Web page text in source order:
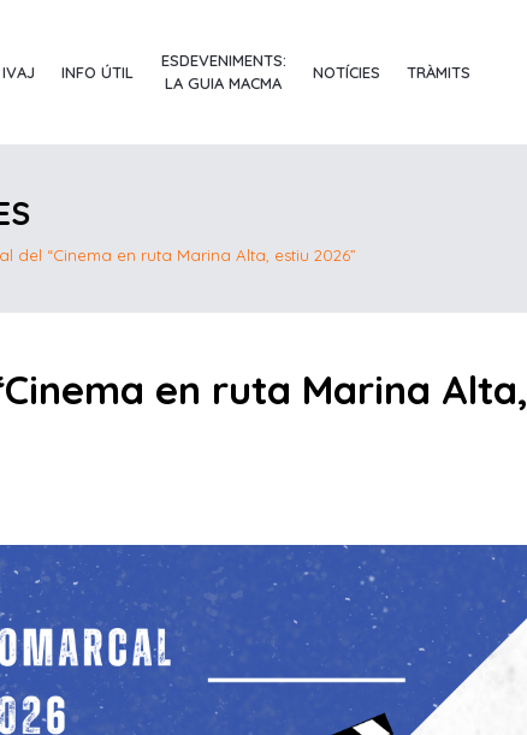
IVAJ INFO ÚTIL
ESDEVENIMENTS:
LA GUIA MACMA
NOTÍCIES TRÀMITS
del “Cinema en ruta Marina Alta, estiu 2026”
en ruta Marina Alta,